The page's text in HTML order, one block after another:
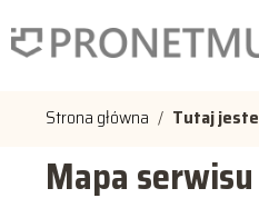
Strona główna / Tutaj
Mapa serwisu